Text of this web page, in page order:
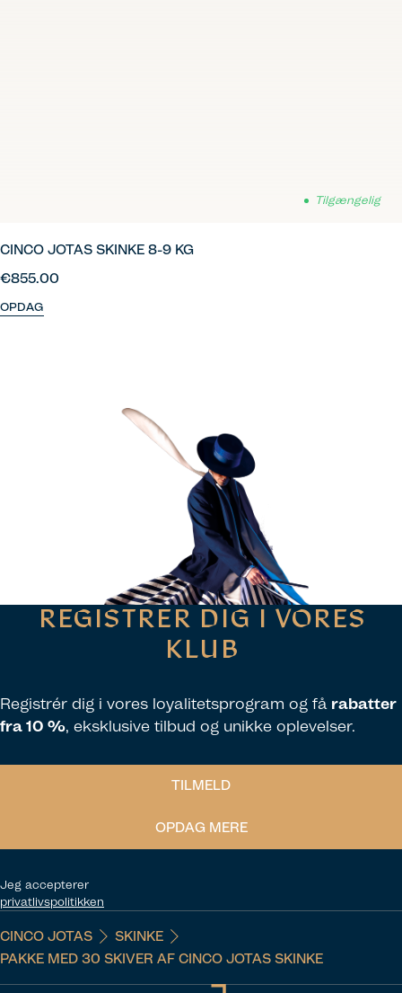
Tilgængelig
CINCO JOTAS SKINKE 8-9 KG
€855.00
OPDAG
REGISTRER DIG I VORES
KLUB
Registrér dig i vores loyalitetsprogram og få rabatter
fra 10 %, eksklusive tilbud og unikke oplevelser.
TILMELD
OPDAG MERE
Jeg accepterer
privatlivspolitikken
CINCO JOTAS
SKINKE
PAKKE MED 30 SKIVER AF CINCO JOTAS SKINKE